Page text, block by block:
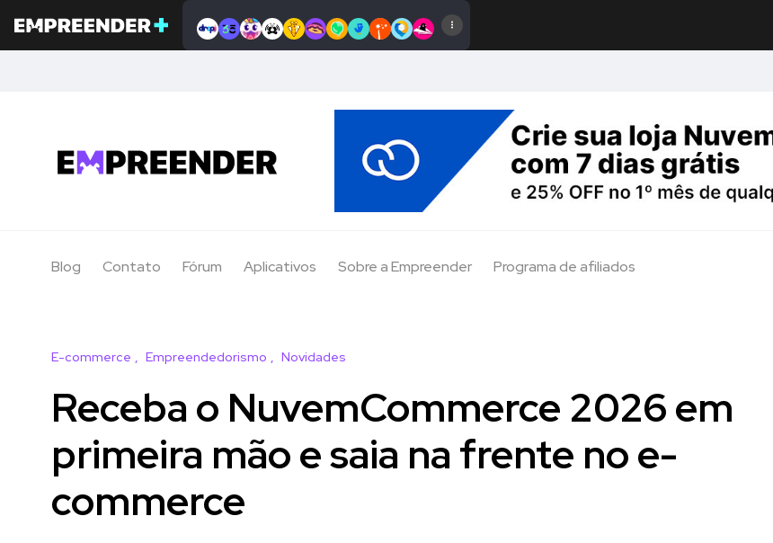
Blog Contato Fórum Aplicativos Sobre a Empreender Programa de afiliados
E-commerce Empreendedorismo Novidades
Receba o NuvemCommerce 2026 em
primeira mão e saia na frente no e-
commerce